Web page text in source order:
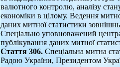
валютного контролю, аналізу
економіки в цілому. Ведення
даних митної статистики
Спеціально уповноважений
публікування даних митної
Стаття 306. Спеціальна митна
Радою України, Президентом